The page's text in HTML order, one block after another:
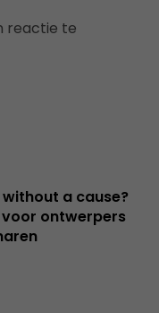
reactie te
a cause?
ontwerpers